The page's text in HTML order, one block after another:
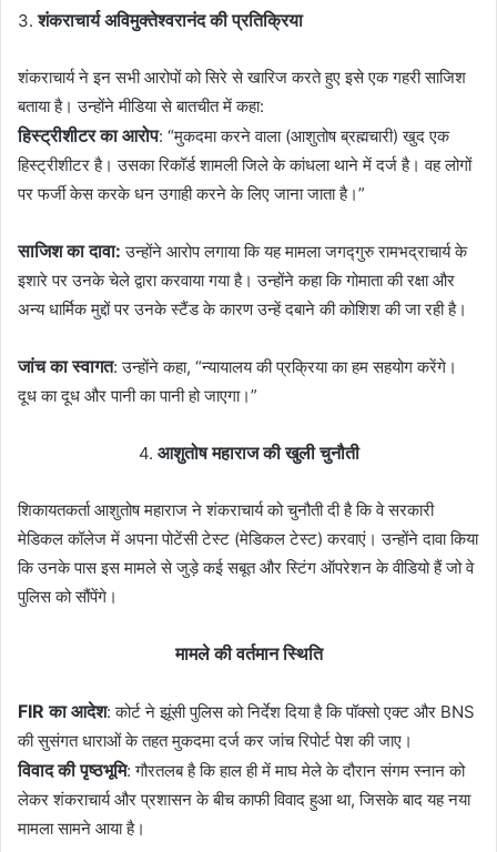
3.शंकराचार्य अविमुक्तेश्वरानंद की प्रतिक्रिया
शंकराचार्य ने इन सभी आरोपों को सिरे से खारिज करते हुए इसे एक गहरी साजिश
बताया है। उन्होंने मीडिया से बातचीत में कहा:
हिस्ट्रीशीटर का आरोप: “मुकदमा करने वाला (आशुतोष ब्रह्मचारी) खुद एक
हिस्ट्रीशीटर है। उसका रिकॉर्ड शामली जिले के कांधला थाने में दर्ज है। वह लोगों
पर फर्जी केस करके धन उगाही करने के लिए जाना जाता है।”
साजिश का दावा: उन्होंने आरोप लगाया कि यह मामला जगद्गुरु रामभद्राचार्य के
इशारे पर उनके चेले द्वारा करवाया गया है। उन्होंने कहा कि गोमाता की रक्षा और
अन्य धार्मिक मुद्दों पर उनके स्टैंड के कारण उन्हें दबाने की कोशिश की जा रही है।
जांच का स्वागत: उन्होंने कहा, “न्यायालय की प्रक्रिया का हम सहयोग करेंगे।
दूध का दूध और पानी का पानी हो जाएगा।”
4. आशुतोष महाराज की खुली चुनौती
शिकायतकर्ता आशुतोष महाराज ने शंकराचार्य को चुनौती दी है कि वे सरकारी
मेडिकल कॉलेज में अपना पोटेंसी टेस्ट (मेडिकल टेस्ट) करवाएं। उन्होंने दावा किया
कि उनके पास इस मामले से जुड़े कई सबूत और स्टिंग ऑपरेशन के वीडियो हैं जो वे
पुलिस को सौंपेंगे।
मामले की वर्तमान स्थिति
FIR का आदेश: कोर्ट ने झूंसी पुलिस को निर्देश दिया है कि पॉक्सो एक्ट और BNS
की सुसंगत धाराओं के तहत मुकदमा दर्ज कर जांच रिपोर्ट पेश की जाए।
विवाद की पृष्ठभूमि: गौरतलब है कि हाल ही में माघ मेले के दौरान संगम स्नान को
लेकर शंकराचार्य और प्रशासन के बीच काफी विवाद हुआ था, जिसके बाद यह नया
मामला सामने आया है।